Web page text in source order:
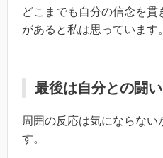
どこまでも自分の信念を
があると私は思っています。
最後は自分との闘い
周囲の反応は気にならない
す。